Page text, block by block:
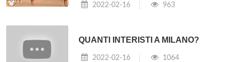
2022-02-16 963
QUANTI INTERISTI A MILANO?
2022-02-16 1064